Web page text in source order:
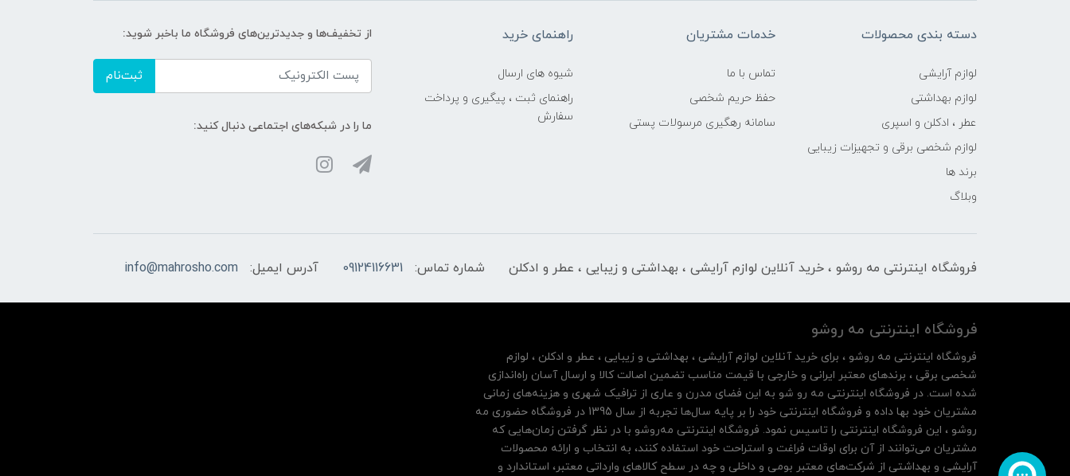
دسته بندی محصولات
لوازم آرایشی
لوازم بهداشتی
عطر ، ادکلن و اسپری
لوازم شخصی برقی و تجهیزات زیبایی
برند ها
وبلاگ
خدمات مشتریان
تماس با ما
حفظ حریم شخصی
سامانه رهگیری مرسولات پستی
راهنمای خرید
شیوه های ارسال
راهنمای ثبت ، پیگیری و پرداخت
سفارش
از تخفیف‌ها و جدیدترین‌های فروشگاه ما باخبر شوید:
ثبت‌نام
ما را در شبکه‌های اجتماعی دنبال کنید:
فروشگاه اینترنتی مه‌ رو‌شو ، خرید آنلاین لوازم آرایشی ، بهداشتی و زیبایی ، عطر و ادکلن شماره تماس: 09124116631 آدرس ایمیل: info@mahrosho.com
فروشگاه اینترنتی مه‌ رو‌شو
فروشگاه اینترنتی مه‌ رو‌شو ، برای خرید آنلاین لوازم آرایشی ، بهداشتی و زیبایی ، عطر و ادکلن ، لوازم
شخصی برقی ، برندهای معتبر ایرانی و خارجی با قیمت مناسب تضمین اصالت کالا و ارسال آسان راه‌اندازی
شده است. در فروشگاه اینترنتی مه رو شو به این فضای مدرن و عاری از ترافیک شهری و هزینه‌های زمانی
مشتریان خود بها داده و فروشگاه اینترنتی خود را بر پایه سال‌ها تجربه از سال 1395 در فروشگاه حضوری مه
روشو ، این فروشگاه اینترنتی را تاسیس نمود. فروشگاه اینترنتی مه‌رو‌شو با در نظر گرفتن زمان‌هایی که
مشتریان می‌توانند از آن‌ برای اوقات فراغت و استراحت خود استفاده کنند، به انتخاب و ارائه محصولات
آرایشی و بهداشتی از شرکت‌های معتبر بومی و داخلی و چه در سطح کالاهای وارداتی معتبر، استاندارد و